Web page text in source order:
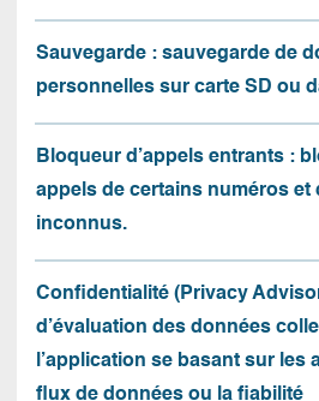
Sauvegarde : sauvegarde de
personnelles sur carte SD ou
Bloqueur d’appels entrants :
appels de certains numéros et
inconnus.
Confidentialité (Privacy
d’évaluation des données
l’application se basant sur les
flux de données ou la fiabilité